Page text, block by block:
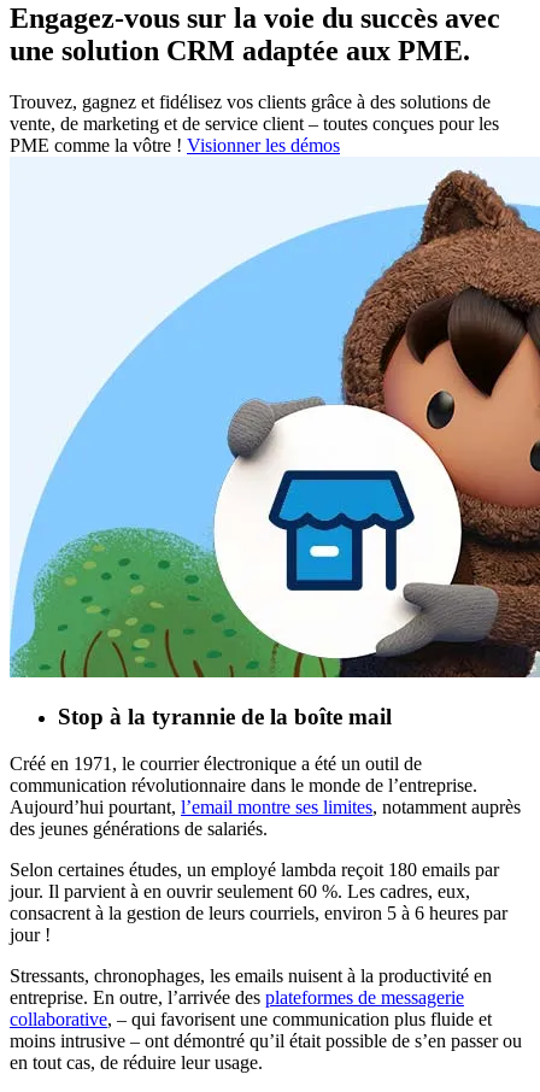
Engagez-vous sur la voie du succès avec
une solution CRM adaptée aux PME.
Trouvez, gagnez et fidélisez vos clients grâce à des solutions de
vente, de marketing et de service client – toutes conçues pour les
PME comme la vôtre ! Visionner les démos
Stop à la tyrannie de la boîte mail
Créé en 1971, le courrier électronique a été un outil de
communication révolutionnaire dans le monde de l’entreprise.
Aujourd’hui pourtant, l’email montre ses limites, notamment auprès
des jeunes générations de salariés.
Selon certaines études, un employé lambda reçoit 180 emails par
jour. Il parvient à en ouvrir seulement 60 %. Les cadres, eux,
consacrent à la gestion de leurs courriels, environ 5 à 6 heures par
jour !
Stressants, chronophages, les emails nuisent à la productivité en
entreprise. En outre, l’arrivée des plateformes de messagerie
collaborative, – qui favorisent une communication plus fluide et
moins intrusive – ont démontré qu’il était possible de s’en passer ou
en tout cas, de réduire leur usage.